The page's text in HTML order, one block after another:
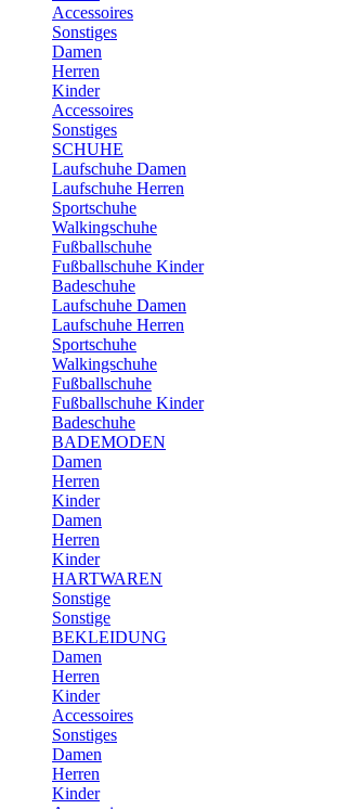
Accessoires
Sonstiges
Damen
Herren
Kinder
Accessoires
Sonstiges
SCHUHE
Laufschuhe Damen
Laufschuhe Herren
Sportschuhe
Walkingschuhe
Fußballschuhe
Fußballschuhe Kinder
Badeschuhe
Laufschuhe Damen
Laufschuhe Herren
Sportschuhe
Walkingschuhe
Fußballschuhe
Fußballschuhe Kinder
Badeschuhe
BADEMODEN
Damen
Herren
Kinder
Damen
Herren
Kinder
HARTWAREN
Sonstige
Sonstige
BEKLEIDUNG
Damen
Herren
Kinder
Accessoires
Sonstiges
Damen
Herren
Kinder